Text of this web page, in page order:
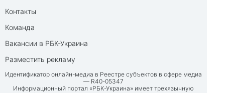
Контакты
Команда
Вакансии в РБК-Украина
Разместить рекламу
Идентификатор онлайн-медиа в Реестре субъектов в сфере медиа
— R40-05347
Информационный портал «РБК-Украина» имеет трехязычную